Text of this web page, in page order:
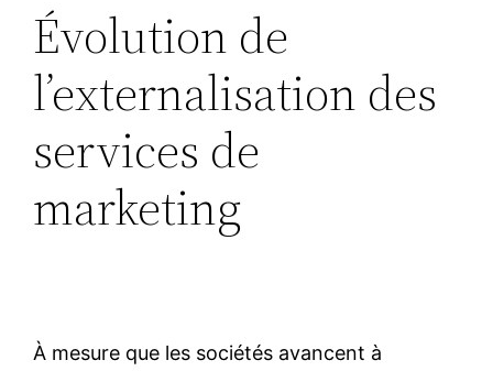
Évolution de
l’externalisation des
services de
marketing
À mesure que les sociétés avancent à